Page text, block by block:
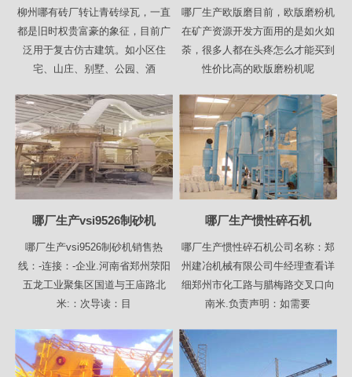
柳州哪有砖厂转让青砖绿瓦，一直
都是旧时权贵富豪的象征，目前广
泛用于复古仿古建筑。如小区住
宅、山庄、别墅、公园、酒
哪厂生产欧版磨目前，欧版磨粉机
在矿产资源开发方面用的是如火如
荼，很多人都在头疼怎么才能买到
性价比高的欧版磨粉机呢
哪厂生产vsi9526制砂机
哪厂生产vsi9526制砂机销售热
线：-连接：-企业.河南省郑州荥阳
五龙工业聚集区国道与王庙路北
米:：次导读：目
哪厂生产惯性碎石机
哪厂生产惯性碎石机公司名称：郑
州建冶机械有限公司牛经理查看详
细郑州市化工路与腊梅路交叉口向
南米.负责声明：如需要